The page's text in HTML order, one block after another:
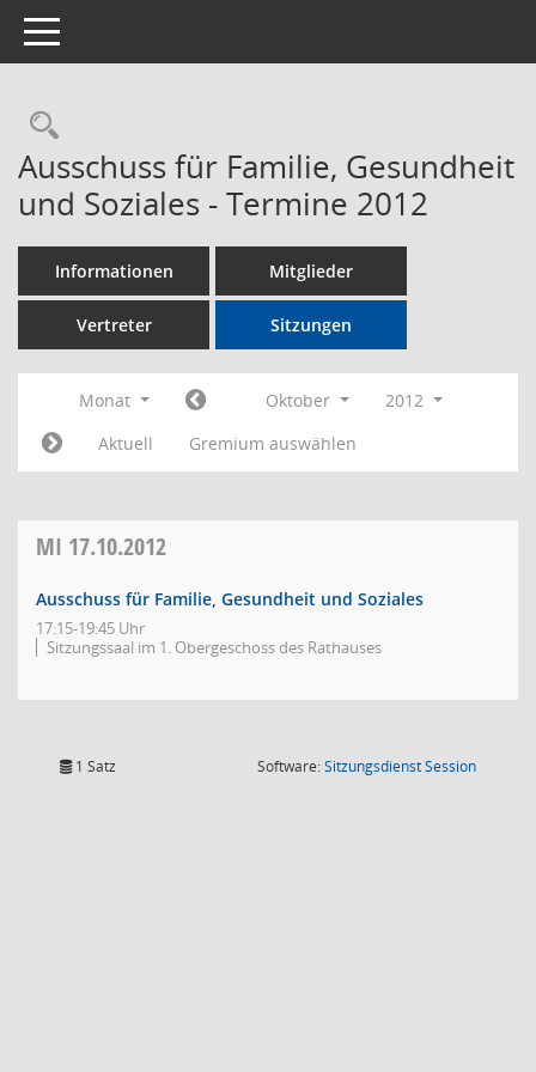
Toggle navigation
Rechercheauswahl
Ausschuss für Familie, Gesundheit
und Soziales - Termine 2012
Informationen Mitglieder
Vertreter Sitzungen
Monat Oktober
2012
Aktuell
Gremium auswählen
MI 17.10.2012
Ausschuss für Familie, Gesundheit und Soziales
17:15-19:45 Uhr
Sitzungssaal im 1. Obergeschoss des Rathauses
1 Satz Software:SitzungsdienstSession(Wird in